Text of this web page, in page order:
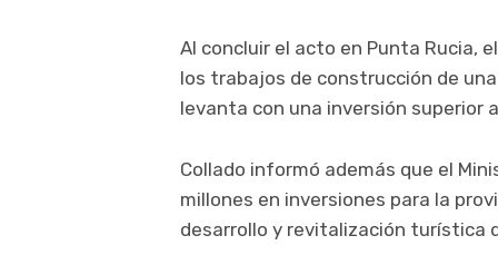
Al concluir el acto en Punta Rucia,
los trabajos de construcción de
levanta con una inversión superior
Collado informó además que el
millones en inversiones para la
desarrollo y revitalización turística